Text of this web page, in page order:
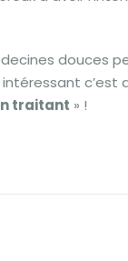
douces
c’est
traitant » !